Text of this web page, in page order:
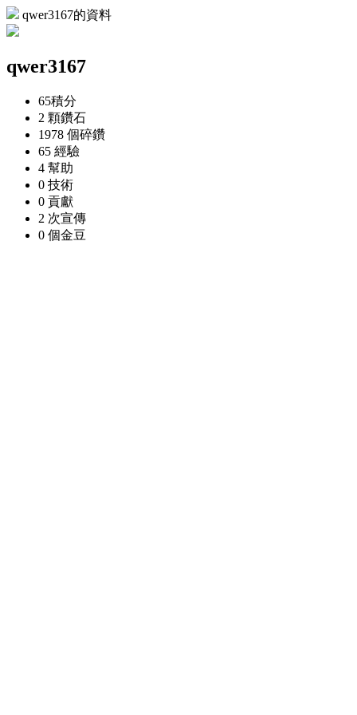
qwer3167的資料
qwer3167
65積分
2 顆鑽石
1978 個碎鑽
65 經驗
4 幫助
0 技術
0 貢獻
2 次宣傳
0 個金豆